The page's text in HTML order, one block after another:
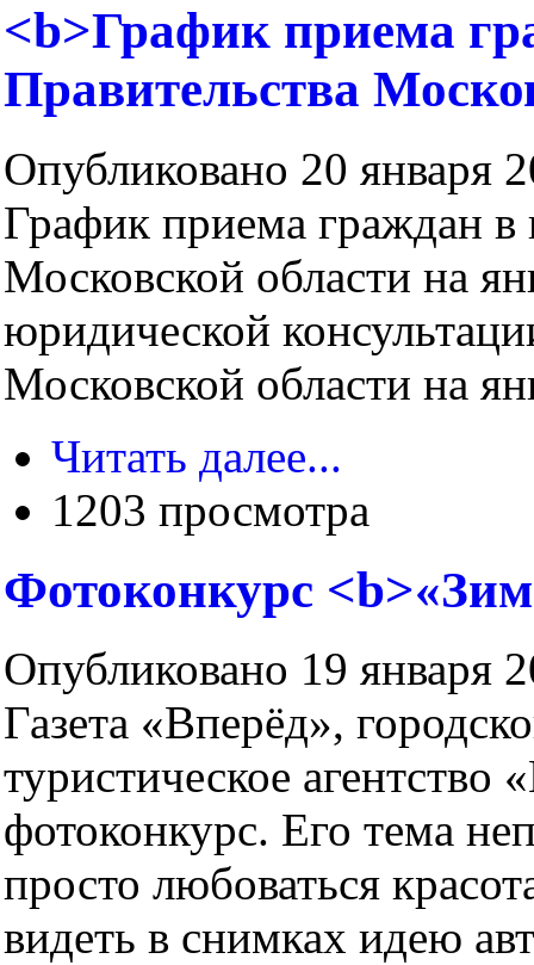
<b>График приема
Правительства
Опубликовано 20 января
График приема граждан в
Московской области на
юридической
Московской области на
Читать далее...
1203 просмотра
Фотоконкурс
Опубликовано 19 января
Газета «Вперёд»,
туристическое
фотоконкурс. Его тема
просто любоваться
видеть в снимках идею